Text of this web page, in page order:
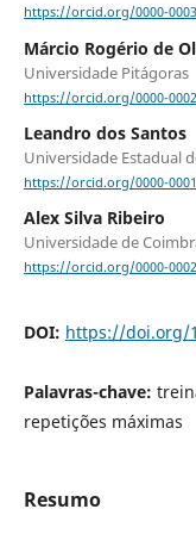
https://orcid.org/0000-
Márcio Rogério de
Universidade Pitágoras
https://orcid.org/0000-
Leandro dos Santos
Universidade Estadual
https://orcid.org/0000-
Alex Silva Ribeiro
Universidade de
https://orcid.org/0000-
DOI: https://doi.org/
Palavras-chave:
repetições máximas
Resumo